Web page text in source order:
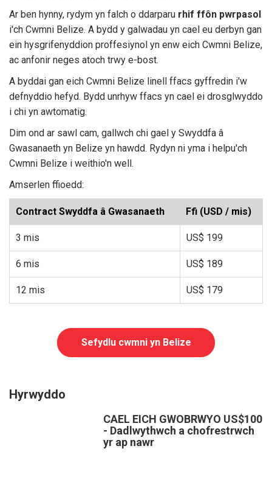
Ar ben hynny, rydym yn falch o ddarparu rhif ffôn pwrpasol
i'ch Cwmni Belize. A bydd y galwadau yn cael eu derbyn gan
ein hysgrifenyddion proffesiynol yn enw eich Cwmni Belize,
ac anfonir neges atoch trwy e-bost.
A byddai gan eich Cwmni Belize linell ffacs gyffredin i'w
defnyddio hefyd. Bydd unrhyw ffacs yn cael ei drosglwyddo
i chi yn awtomatig.
Dim ond ar sawl cam, gallwch chi gael y Swyddfa â
Gwasanaeth yn Belize yn hawdd. Rydyn ni yma i helpu'ch
Cwmni Belize i weithio'n well.
Amserlen ffioedd:
Contract Swyddfa â Gwasanaeth Ffi (USD / mis)
3 mis US$ 199
6 mis US$ 189
12 mis US$ 179
Sefydlu cwmni yn Belize
Hyrwyddo
CAEL EICH GWOBRWYO US$100
- Dadlwythwch a chofrestrwch
yr ap nawr